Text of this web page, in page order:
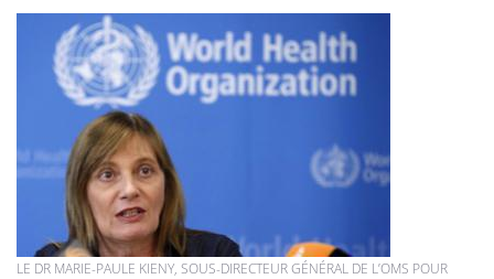
LE DR MARIE-PAULE KIENY, SOUS-DIRECTEUR GÉNÉRAL DE L’OMS POUR